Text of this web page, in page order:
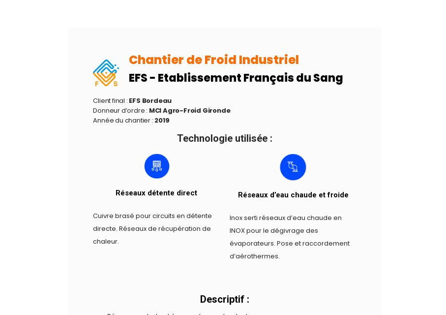
Chantier de Froid Industriel
EFS - Etablissement Français du Sang
Client final : EFS Bordeau
Donneur d’ordre : MCI Agro-Froid Gironde
Année du chantier : 2019
Technologie utilisée :
Réseaux détente direct
Cuivre brasé pour circuits en détente
directe. Réseaux de récupération de
chaleur.
Réseaux d’eau chaude et froide
Inox serti réseaux d’eau chaude en
INOX pour le dégivrage des
évaporateurs. Pose et raccordement
d’aérothermes.
Descriptif :